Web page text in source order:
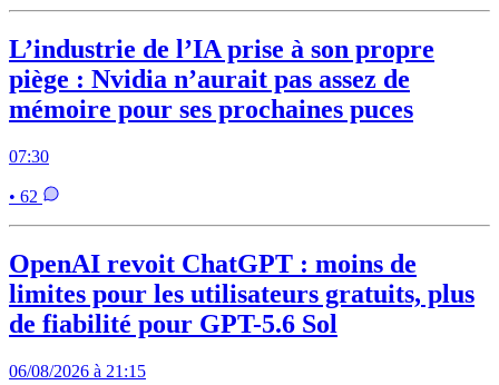
L’industrie de l’IA prise à son propre
piège : Nvidia n’aurait pas assez de
mémoire pour ses prochaines puces
07:30
• 62
OpenAI revoit ChatGPT : moins de
limites pour les utilisateurs gratuits, plus
de fiabilité pour GPT-5.6 Sol
06/08/2026 à 21:15